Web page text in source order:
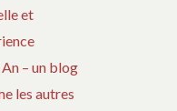
et
– un blog
les autres